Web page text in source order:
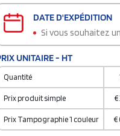
DATE D'EXPÉDITION
Si vous souhaitez
UNITAIRE - HT
Quantité
Prix produit simple €
Prix Tampographie 1 couleur €